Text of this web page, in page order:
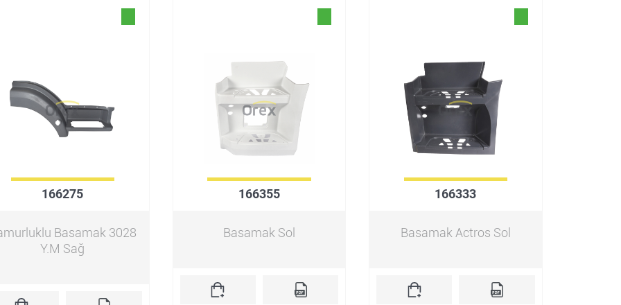
166275
Basamak 3028
Y.M Sağ
166355
Basamak Sol
166333
Basamak Actros Sol